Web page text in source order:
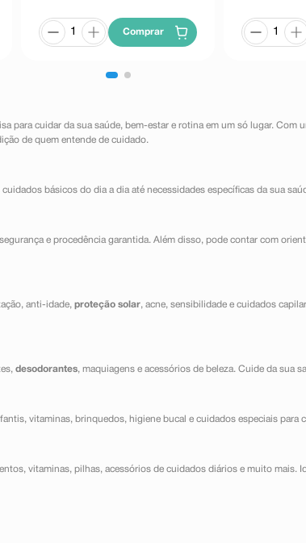
Comprar
para cuidar da sua saúde, bem-estar e rotina em um só lugar. Com
de quem entende de cuidado.
básicos do dia a dia até necessidades específicas da sua
e procedência garantida. Além disso, pode contar com
anti-idade, proteção solar, acne, sensibilidade e cuidados
desodorantes, maquiagens e acessórios de beleza. Cuide da sua
vitaminas, brinquedos, higiene bucal e cuidados especiais para
vitaminas, pilhas, acessórios de cuidados diários e muito mais.